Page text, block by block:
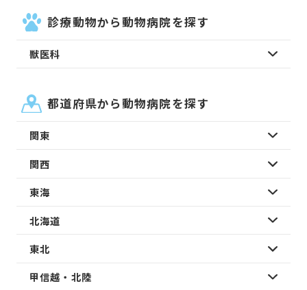
診療動物から動物病院を探す
獣医科
都道府県から動物病院を探す
関東
関西
東海
北海道
東北
甲信越・北陸